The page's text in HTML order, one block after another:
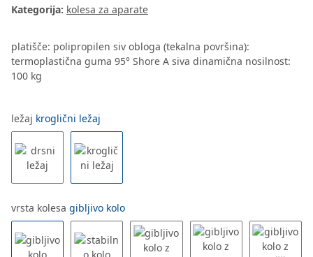
Kategorija: kolesa za aparate
platišče: polipropilen siv obloga (tekalna površina):
termoplastična guma 95° Shore A siva dinamična nosilnost:
100 kg
ležaj kroglični ležaj
vrsta kolesa gibljivo kolo